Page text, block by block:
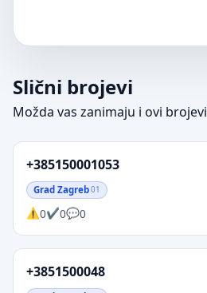
Slični brojevi
Možda vas zanimaju i ovi brojevi
+385150001053
Grad Zagreb01
0 0 0
+3851500048